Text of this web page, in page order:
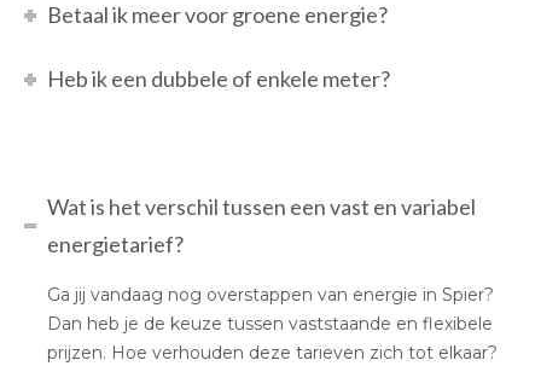
Betaal ik meer voor groene energie?
Heb ik een dubbele of enkele meter?
Wat is het verschil tussen een vast en variabel
energietarief?
Ga jij vandaag nog overstappen van energie in Spier?
Dan heb je de keuze tussen vaststaande en flexibele
prijzen. Hoe verhouden deze tarieven zich tot elkaar?